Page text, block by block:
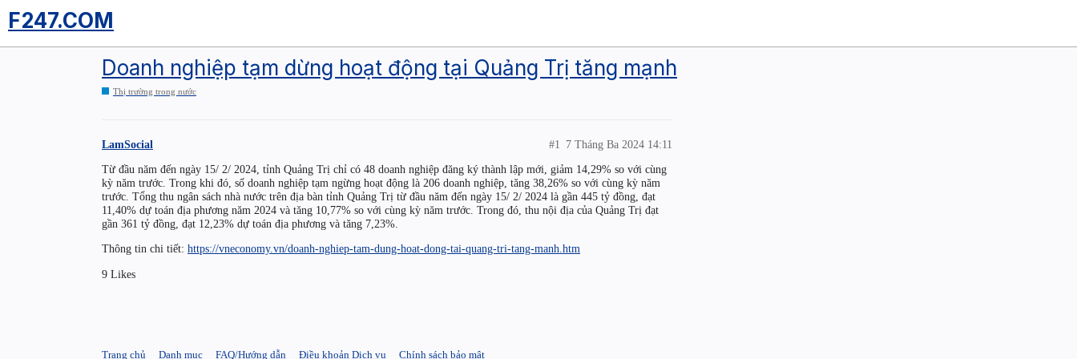
F247.COM
Doanh nghiệp tạm dừng hoạt động tại Quảng Trị tăng mạnh
Thị trường trong nước
LamSocial 7 Tháng Ba 2024 14:11
#1
Từ đầu năm đến ngày 15/ 2/ 2024, tỉnh Quảng Trị chỉ có 48 doanh nghiệp đăng ký thành lập mới, giảm 14,29% so với cùng
kỳ năm trước. Trong khi đó, số doanh nghiệp tạm ngừng hoạt động là 206 doanh nghiệp, tăng 38,26% so với cùng kỳ năm
trước. Tổng thu ngân sách nhà nước trên địa bàn tỉnh Quảng Trị từ đầu năm đến ngày 15/ 2/ 2024 là gần 445 tỷ đồng, đạt
11,40% dự toán địa phương năm 2024 và tăng 10,77% so với cùng kỳ năm trước. Trong đó, thu nội địa của Quảng Trị đạt
gần 361 tỷ đồng, đạt 12,23% dự toán địa phương và tăng 7,23%.
Thông tin chi tiết: https://vneconomy.vn/doanh-nghiep-tam-dung-hoat-dong-tai-quang-tri-tang-manh.htm
9 Likes
Trang chủ Danh mục FAQ/Hướng dẫn Điều khoản Dịch vụ Chính sách bảo mật